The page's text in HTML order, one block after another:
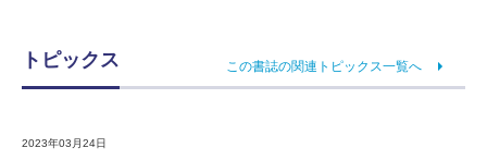
トピックス この書誌の関連トピックス一覧へ
2023年03月24日